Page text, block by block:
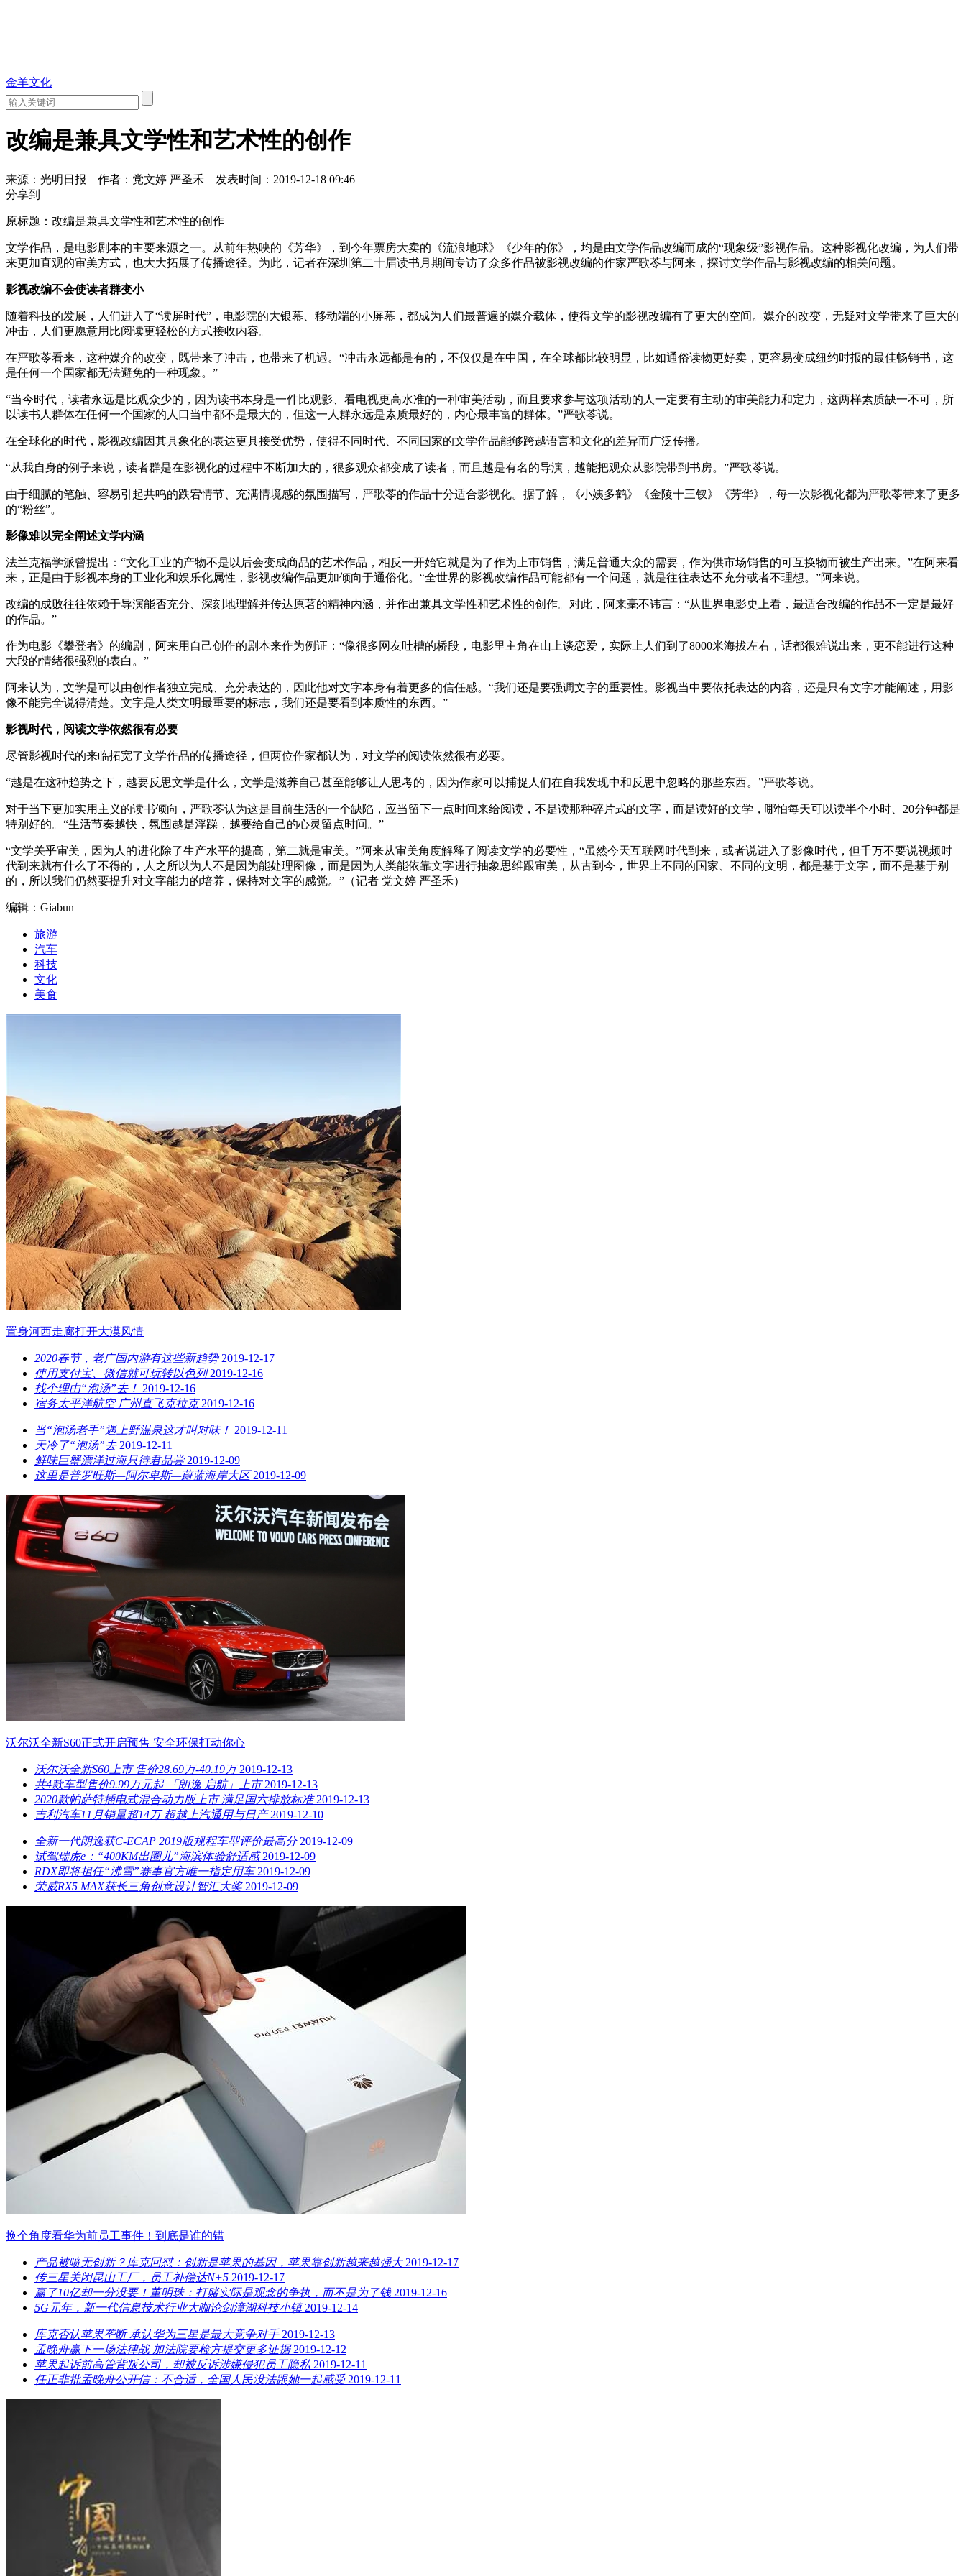
金羊文化
改编是兼具文学性和艺术性的创作
来源：光明日报 作者：党文婷 严圣禾
发表时间：2019-12-18 09:46
分享到
原标题：改编是兼具文学性和艺术性的创作
文学作品，是电影剧本的主要来源之一。从前年热映的《芳华》，到今年票房大卖的《流浪地球》《少年的你》，均是由文学作品改编而成的“现象级”影视作品。这种影视化改编，为人们带
来更加直观的审美方式，也大大拓展了传播途径。为此，记者在深圳第二十届读书月期间专访了众多作品被影视改编的作家严歌苓与阿来，探讨文学作品与影视改编的相关问题。
影视改编不会使读者群变小
随着科技的发展，人们进入了“读屏时代”，电影院的大银幕、移动端的小屏幕，都成为人们最普遍的媒介载体，使得文学的影视改编有了更大的空间。媒介的改变，无疑对文学带来了巨大的
冲击，人们更愿意用比阅读更轻松的方式接收内容。
在严歌苓看来，这种媒介的改变，既带来了冲击，也带来了机遇。“冲击永远都是有的，不仅仅是在中国，在全球都比较明显，比如通俗读物更好卖，更容易变成纽约时报的最佳畅销书，这
是任何一个国家都无法避免的一种现象。”
“当今时代，读者永远是比观众少的，因为读书本身是一件比观影、看电视更高水准的一种审美活动，而且要求参与这项活动的人一定要有主动的审美能力和定力，这两样素质缺一不可，所
以读书人群体在任何一个国家的人口当中都不是最大的，但这一人群永远是素质最好的，内心最丰富的群体。”严歌苓说。
在全球化的时代，影视改编因其具象化的表达更具接受优势，使得不同时代、不同国家的文学作品能够跨越语言和文化的差异而广泛传播。
“从我自身的例子来说，读者群是在影视化的过程中不断加大的，很多观众都变成了读者，而且越是有名的导演，越能把观众从影院带到书房。”严歌苓说。
由于细腻的笔触、容易引起共鸣的跌宕情节、充满情境感的氛围描写，严歌苓的作品十分适合影视化。据了解，《小姨多鹤》《金陵十三钗》《芳华》，每一次影视化都为严歌苓带来了更多
的“粉丝”。
影像难以完全阐述文学内涵
法兰克福学派曾提出：“文化工业的产物不是以后会变成商品的艺术作品，相反一开始它就是为了作为上市销售，满足普通大众的需要，作为供市场销售的可互换物而被生产出来。”在阿来看
来，正是由于影视本身的工业化和娱乐化属性，影视改编作品更加倾向于通俗化。“全世界的影视改编作品可能都有一个问题，就是往往表达不充分或者不理想。”阿来说。
改编的成败往往依赖于导演能否充分、深刻地理解并传达原著的精神内涵，并作出兼具文学性和艺术性的创作。对此，阿来毫不讳言：“从世界电影史上看，最适合改编的作品不一定是最好
的作品。”
作为电影《攀登者》的编剧，阿来用自己创作的剧本来作为例证：“像很多网友吐槽的桥段，电影里主角在山上谈恋爱，实际上人们到了8000米海拔左右，话都很难说出来，更不能进行这种
大段的情绪很强烈的表白。”
阿来认为，文学是可以由创作者独立完成、充分表达的，因此他对文字本身有着更多的信任感。“我们还是要强调文字的重要性。影视当中要依托表达的内容，还是只有文字才能阐述，用影
像不能完全说得清楚。文字是人类文明最重要的标志，我们还是要看到本质性的东西。”
影视时代，阅读文学依然很有必要
尽管影视时代的来临拓宽了文学作品的传播途径，但两位作家都认为，对文学的阅读依然很有必要。
“越是在这种趋势之下，越要反思文学是什么，文学是滋养自己甚至能够让人思考的，因为作家可以捕捉人们在自我发现中和反思中忽略的那些东西。”严歌苓说。
对于当下更加实用主义的读书倾向，严歌苓认为这是目前生活的一个缺陷，应当留下一点时间来给阅读，不是读那种碎片式的文字，而是读好的文学，哪怕每天可以读半个小时、20分钟都是
特别好的。“生活节奏越快，氛围越是浮躁，越要给自己的心灵留点时间。”
“文学关乎审美，因为人的进化除了生产水平的提高，第二就是审美。”阿来从审美角度解释了阅读文学的必要性，“虽然今天互联网时代到来，或者说进入了影像时代，但千万不要说视频时
代到来就有什么了不得的，人之所以为人不是因为能处理图像，而是因为人类能依靠文字进行抽象思维跟审美，从古到今，世界上不同的国家、不同的文明，都是基于文字，而不是基于别
的，所以我们仍然要提升对文字能力的培养，保持对文字的感觉。”（记者 党文婷 严圣禾）
编辑：Giabun
旅游
汽车
科技
文化
美食
置身河西走廊打开大漠风情
2020春节，老广国内游有这些新趋势 2019-12-17
使用支付宝、微信就可玩转以色列 2019-12-16
找个理由“泡汤”去！ 2019-12-16
宿务太平洋航空 广州直飞克拉克 2019-12-16
当“泡汤老手”遇上野温泉这才叫对味！ 2019-12-11
天冷了“泡汤”去 2019-12-11
鲜味巨蟹漂洋过海只待君品尝 2019-12-09
这里是普罗旺斯—阿尔卑斯—蔚蓝海岸大区 2019-12-09
沃尔沃全新S60正式开启预售 安全环保打动你心
沃尔沃全新S60上市 售价28.69万-40.19万 2019-12-13
共4款车型售价9.99万元起 「朗逸 启航」上市 2019-12-13
2020款帕萨特插电式混合动力版上市 满足国六排放标准 2019-12-13
吉利汽车11月销量超14万 超越上汽通用与日产 2019-12-10
全新一代朗逸获C-ECAP 2019版规程车型评价最高分 2019-12-09
​试驾瑞虎e：“400KM出圈儿”海滨体验舒适感 2019-12-09
RDX即将担任“沸雪”赛事官方唯一指定用车 2019-12-09
荣威RX5 MAX获长三角创意设计智汇大奖 2019-12-09
换个角度看华为前员工事件！到底是谁的错
产品被喷无创新？库克回怼：创新是苹果的基因，苹果靠创新越来越强大 2019-12-17
传三星关闭昆山工厂，员工补偿达N+5 2019-12-17
赢了10亿却一分没要！董明珠：打赌实际是观念的争执，而不是为了钱 2019-12-16
5G元年，新一代信息技术行业大咖论剑潼湖科技小镇 2019-12-14
库克否认苹果垄断 承认华为三星是最大竞争对手 2019-12-13
孟晚舟赢下一场法律战 加法院要检方提交更多证据 2019-12-12
苹果起诉前高管背叛公司，却被反诉涉嫌侵犯员工隐私 2019-12-11
任正非批孟晚舟公开信：不合适，全国人民没法跟她一起感受 2019-12-11